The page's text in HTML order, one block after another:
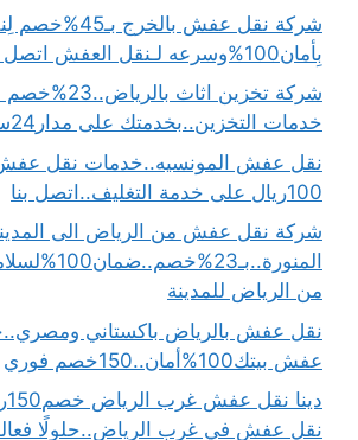
شركة نقل عفش بالخرج
بِأمان100%وسرعه لـنقل العفش اتصل بنا
شركة تخزين اثاث
خدمات التخزين..بخدمتك على مدار24ساعة
نقل عفش المونسيه..خدمات نقل
100ريال على خدمة التغليف..اتصل بنا
شركة نقل عفش من الرياض الى
من الرياض للمدينة
نقل عفش بالرياض باكستاني
عفش بيتك100%أمان..150خصم فوري